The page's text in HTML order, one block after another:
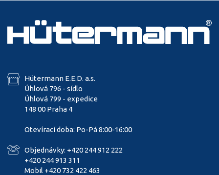
Hütermann E.E.D. a.s.
Úhlová 796 - sídlo
Úhlová 799 - expedice
148 00 Praha 4
Otevírací doba: Po-Pá 8:00-16:00
Objednávky: +420 244 912 222
+420 244 913 311
Mobil +420 732 422 463